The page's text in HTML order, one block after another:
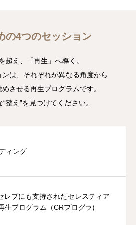
の4つのセッション
超え、「再生」へ導く。
は、それぞれが異なる角度から
させる再生プログラムです。
整え”を見つけてください。
ィング
レブにも支持されたセレスティア
生プログラム（CRプログラ)